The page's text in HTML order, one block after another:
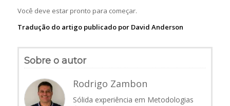
Você deve estar pronto para começar.
Tradução do artigo publicado por David Anderson
Sobre o autor
Rodrigo Zambon
Sólida experiência em Metodologias